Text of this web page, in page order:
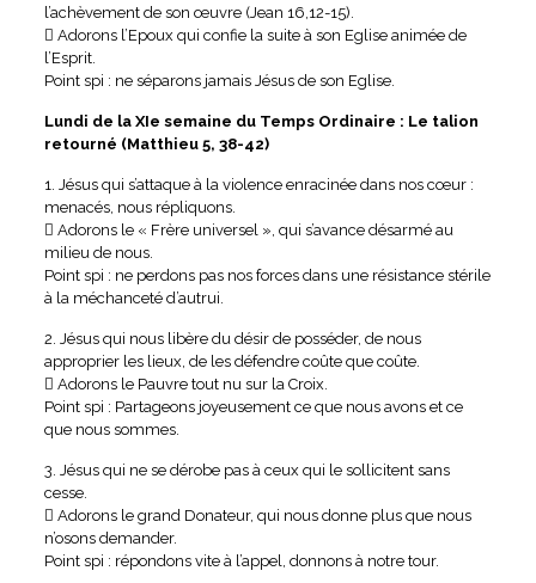
l’achèvement de son œuvre (Jean 16,12-15).
 Adorons l’Epoux qui confie la suite à son Eglise animée de
l’Esprit.
Point spi : ne séparons jamais Jésus de son Eglise.
Lundi de la XIe semaine du Temps Ordinaire : Le talion
retourné (Matthieu 5, 38-42)
1. Jésus qui s’attaque à la violence enracinée dans nos cœur :
menacés, nous répliquons.
 Adorons le « Frère universel », qui s’avance désarmé au
milieu de nous.
Point spi : ne perdons pas nos forces dans une résistance stérile
à la méchanceté d’autrui.
2. Jésus qui nous libère du désir de posséder, de nous
approprier les lieux, de les défendre coûte que coûte.
 Adorons le Pauvre tout nu sur la Croix.
Point spi : Partageons joyeusement ce que nous avons et ce
que nous sommes.
3. Jésus qui ne se dérobe pas à ceux qui le sollicitent sans
cesse.
 Adorons le grand Donateur, qui nous donne plus que nous
n’osons demander.
Point spi : répondons vite à l’appel, donnons à notre tour.